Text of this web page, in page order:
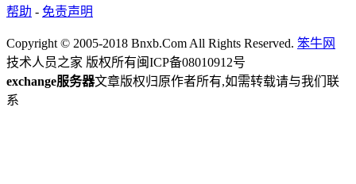
帮助 - 免责声明
Copyright © 2005-2018 Bnxb.Com All Rights Reserved. 笨牛网
技术人员之家 版权所有闽ICP备08010912号
exchange服务器文章版权归原作者所有,如需转载请与我们联
系